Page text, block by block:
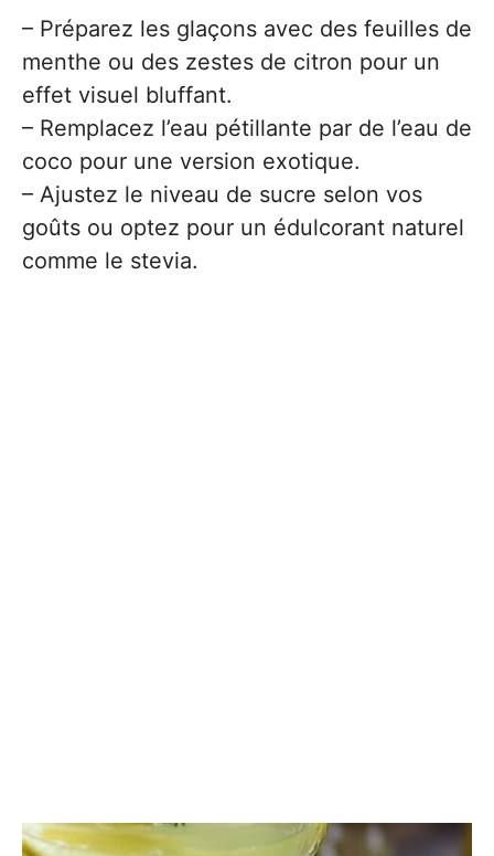
– Préparez les glaçons avec des feuilles de
menthe ou des zestes de citron pour un
effet visuel bluffant.
– Remplacez l’eau pétillante par de l’eau de
coco pour une version exotique.
– Ajustez le niveau de sucre selon vos
goûts ou optez pour un édulcorant naturel
comme le stevia.